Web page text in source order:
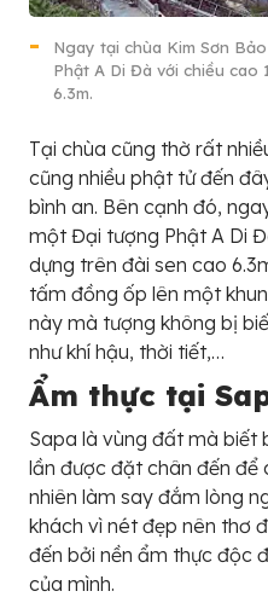
Ngay tại chùa Kim Sơn
Phật A Di Đà với chiều cao
6.3m.
Tại chùa cũng thờ rất
cũng nhiều phật tử đến
bình an. Bên cạnh đó,
một Đại tượng Phật A Di
dựng trên đài sen cao
tấm đồng ốp lên một
này mà tượng không bị
như khí hậu, thời tiết,…
Ẩm thực tại
Sapa là vùng đất mà biết
lần được đặt chân đến để
nhiên làm say đắm lòng
khách vì nét đẹp nên thơ
đến bởi nền ẩm thực độc
của mình.